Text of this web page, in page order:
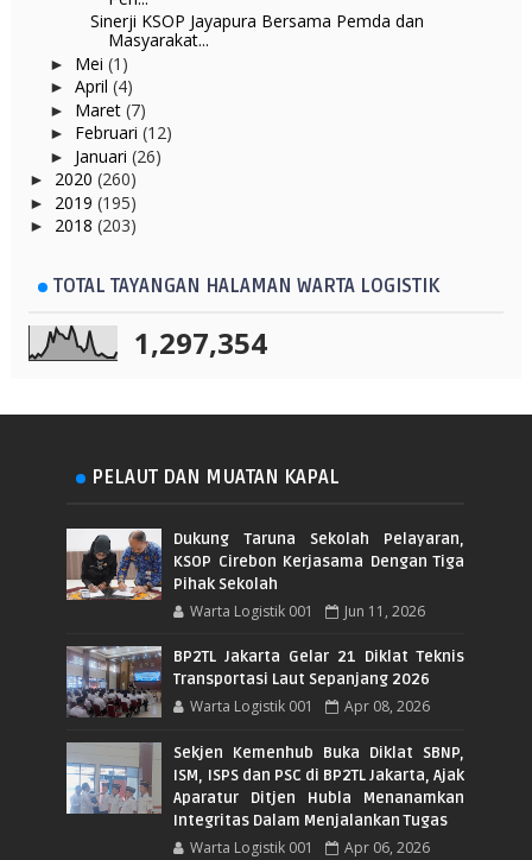
Sinerji KSOP Jayapura Bersama Pemda dan
Masyarakat...
► Mei (1)
► April (4)
► Maret (7)
► Februari (12)
► Januari (26)
► 2020 (260)
► 2019 (195)
► 2018 (203)
TOTAL TAYANGAN HALAMAN WARTA LOGISTIK
1,297,354
PELAUT DAN MUATAN KAPAL
Dukung Taruna Sekolah Pelayaran,
KSOP Cirebon Kerjasama Dengan Tiga
Pihak Sekolah
Warta Logistik 001 Jun 11, 2026
BP2TL Jakarta Gelar 21 Diklat Teknis
Transportasi Laut Sepanjang 2026
Warta Logistik 001 Apr 08, 2026
Sekjen Kemenhub Buka Diklat SBNP,
ISM, ISPS dan PSC di BP2TL Jakarta, Ajak
Aparatur Ditjen Hubla Menanamkan
Integritas Dalam Menjalankan Tugas
Warta Logistik 001 Apr 06, 2026